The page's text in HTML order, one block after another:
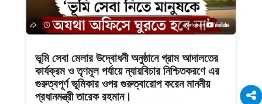
ভূমি সেবা মেলার উদ্বোধনী অনুষ্ঠানে গ্রাম আদালতের
কার্যক্রম ও তৃণমূল পর্যায়ে ন্যায়বিচার নিশ্চিতকরণে এর
গুরুত্বপূর্ণ ভূমিকার ওপর গুরুত্বারোপ করেন মাননীয়
প্রধানমন্ত্রী তারেক রহমান।